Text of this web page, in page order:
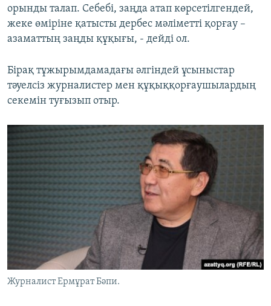
орынды талап. Себебі, заңда атап көрсетілгендей,
жеке өміріне қатысты дербес мәліметті қорғау –
азаматтың заңды құқығы, - дейді ол.
Бірақ тұжырымдамадағы әлгіндей ұсыныстар
тәуелсіз журналистер мен құқыққорғаушылардың
секемін туғызып отыр.
Журналист Ермұрат Бәпи.